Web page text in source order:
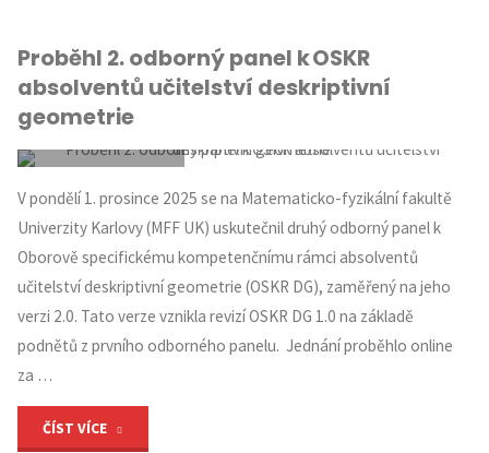
Proběhl 2. odborný panel k OSKR
absolventů učitelství deskriptivní
geometrie
PETRA ŘEZÁČOVÁ
UNCATEGORIZED
2 LEDNA, 2026
V pondělí 1. prosince 2025 se na Matematicko-fyzikální fakultě
Univerzity Karlovy (MFF UK) uskutečnil druhý odborný panel k
Oborově specifickému kompetenčnímu rámci absolventů
učitelství deskriptivní geometrie (OSKR DG), zaměřený na jeho
verzi 2.0. Tato verze vznikla revizí OSKR DG 1.0 na základě
podnětů z prvního odborného panelu. Jednání proběhlo online
za …
ČÍST VÍCE